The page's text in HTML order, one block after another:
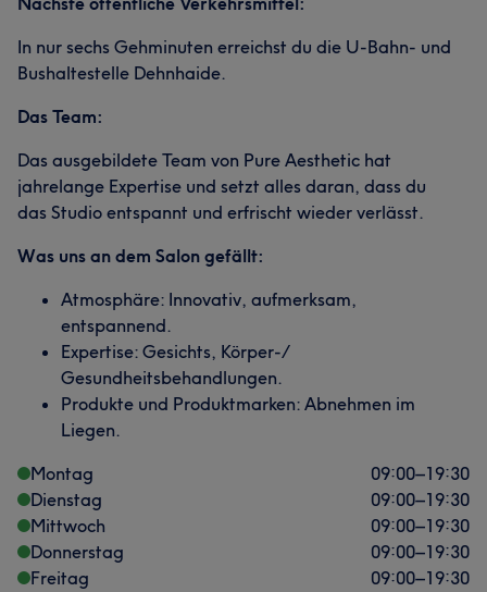
In nur sechs Gehminuten erreichst du die U-Bahn- und
Bushaltestelle Dehnhaide.
Das Team:
Das ausgebildete Team von Pure Aesthetic hat
jahrelange Expertise und setzt alles daran, dass du
das Studio entspannt und erfrischt wieder verlässt.
Was uns an dem Salon gefällt:
Atmosphäre: Innovativ, aufmerksam,
entspannend.
Expertise: Gesichts, Körper-/
Gesundheitsbehandlungen.
Produkte und Produktmarken: Abnehmen im
Liegen.
Montag
09:00–19:30
Dienstag
09:00–19:30
Mittwoch
09:00–19:30
Donnerstag
09:00–19:30
Freitag
09:00–19:30